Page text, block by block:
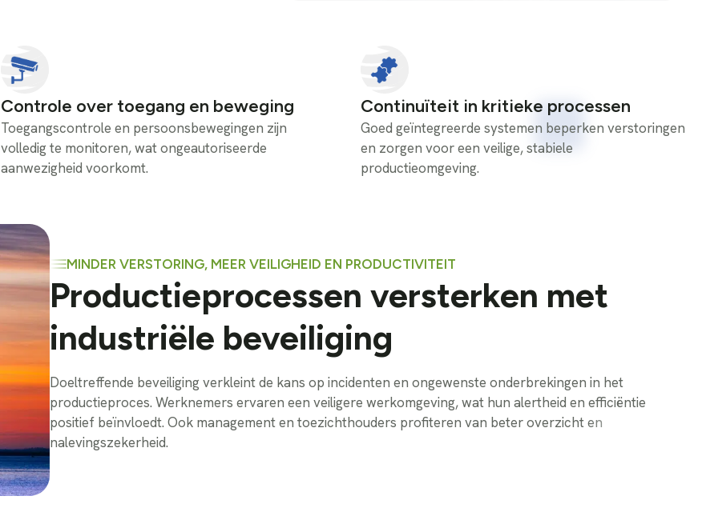
Controle over toegang en beweging
Toegangscontrole en persoonsbewegingen zijn
volledig te monitoren, wat ongeautoriseerde
aanwezigheid voorkomt.
Continuïteit in kritieke processen
Goed geïntegreerde systemen beperken verstoringen
en zorgen voor een veilige, stabiele
productieomgeving.
MINDER VERSTORING, MEER VEILIGHEID EN PRODUCTIVITEIT
Productieprocessen versterken met
industriële beveiliging
Doeltreffende beveiliging verkleint de kans op incidenten en ongewenste onderbrekingen in het
productieproces. Werknemers ervaren een veiligere werkomgeving, wat hun alertheid en efficiëntie
positief beïnvloedt. Ook management en toezichthouders profiteren van beter overzicht en
nalevingszekerheid.